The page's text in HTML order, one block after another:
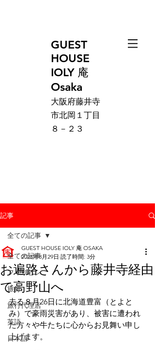
GUEST
HOUSE
IOLY 庵
Osaka
大阪府藤井寺
市北岡１丁目
８－２３
記事
全ての記事
フィリピン
旅行
旅行代理店
英語
日本語
全ての記事
お遍路さんから藤井寺経由
で高野山へ
GUEST HOUSE IOLY 庵 OSAKA
2025年8月29日 読了時間: 3分
去る８月26日に北海道豊富（とよと
み）で豪雨災害があり、被害に遭われ
た方々や牛たちに心からお見舞い申し
上げます。